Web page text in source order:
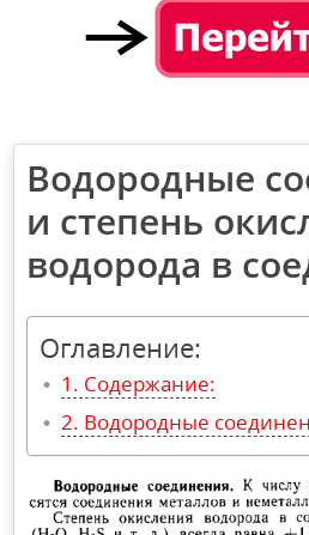
Водородные
и степень
водорода в
Оглавление:
Содержание:
Водородные